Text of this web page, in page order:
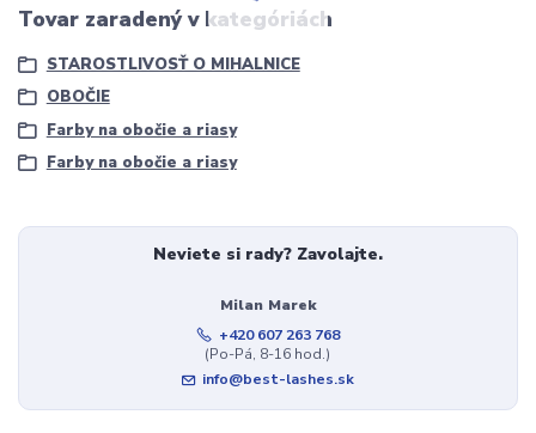
Tovar zaradený v kategóriách
STAROSTLIVOSŤ O MIHALNICE
OBOČIE
Farby na obočie a riasy
Farby na obočie a riasy
Neviete si rady? Zavolajte.
Milan Marek
+420 607 263 768
(Po-Pá, 8-16 hod.)
info@best-lashes.sk